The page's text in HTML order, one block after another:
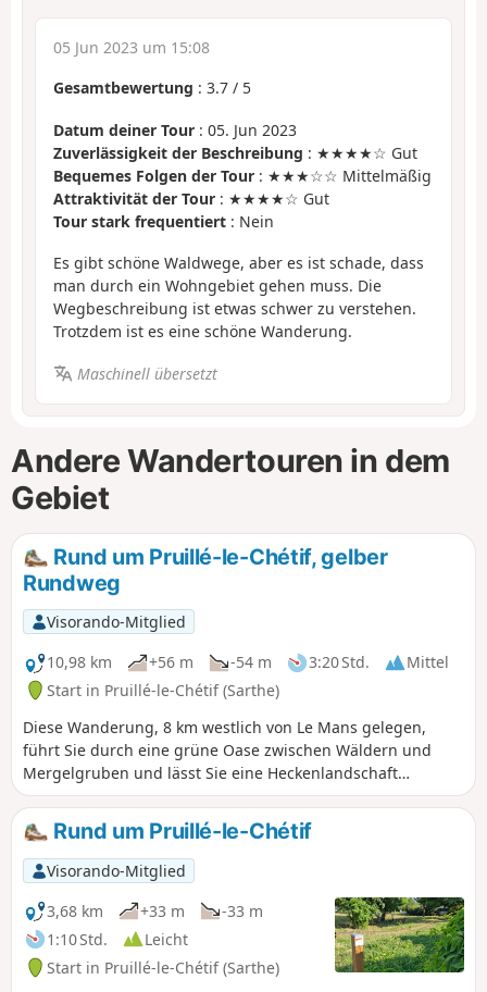
05 Jun 2023 um 15:08
Gesamtbewertung : 3.7 / 5
Datum deiner Tour : 05. Jun 2023
Zuverlässigkeit der Beschreibung : ★★★★☆ Gut
Bequemes Folgen der Tour : ★★★☆☆ Mittelmäßig
Attraktivität der Tour : ★★★★☆ Gut
Tour stark frequentiert : Nein
Es gibt schöne Waldwege, aber es ist schade, dass
man durch ein Wohngebiet gehen muss. Die
Wegbeschreibung ist etwas schwer zu verstehen.
Trotzdem ist es eine schöne Wanderung.
Maschinell übersetzt
Andere Wandertouren in dem
Gebiet
Rund um Pruillé-le-Chétif, gelber
Rundweg
Visorando-Mitglied
10,98 km
+56 m -54 m 3:20 Std.
Mittel
Start in Pruillé-le-Chétif (Sarthe)
Diese Wanderung, 8 km westlich von Le Mans gelegen,
führt Sie durch eine grüne Oase zwischen Wäldern und
Mergelgruben und lässt Sie eine Heckenlandschaft
entdecken, die von Hohlwegen durchzogen ist. Dieser gelb
markierte Weg ist der längste der markierten Wanderwege
der Gemeinde; er führt über den unverzichtbaren,
fuchsiafarben markierten Botanikpfad (3,5 km) sowie über
Abschnitte eines weiteren, blau markierten Weges.
Rund um Pruillé-le-Chétif
Visorando-Mitglied
3,68 km
+33 m
-33 m
1:10 Std.
Leicht
Start in Pruillé-le-Chétif (Sarthe)